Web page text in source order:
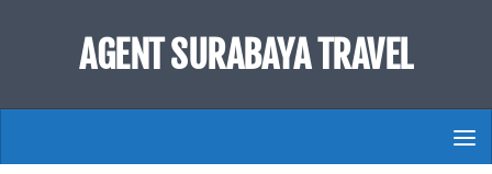
Skip to content
AGENT SURABAYA TRAVEL